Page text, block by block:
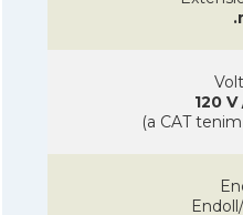
120
(a CAT